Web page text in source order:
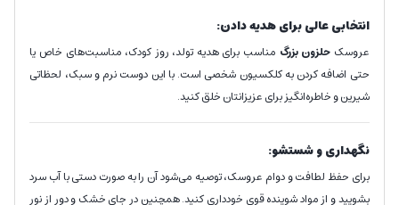
انتخابی عالی برای هدیه دادن:
عروسک حلزون بزرگ مناسب برای هدیه تولد، روز کودک، مناسبت‌های خاص یا
حتی اضافه کردن به کلکسیون شخصی است. با این دوست نرم و سبک، لحظاتی
شیرین و خاطره‌انگیز برای عزیزانتان خلق کنید.
نگهداری و شستشو:
برای حفظ لطافت و دوام عروسک، توصیه می‌شود آن را به صورت دستی با آب سرد
بشویید و از مواد شوینده قوی خودداری کنید. همچنین در جای خشک و دور از نور